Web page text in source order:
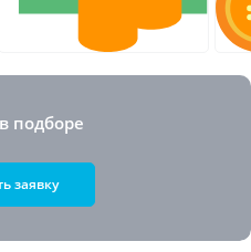
подборе
заявку